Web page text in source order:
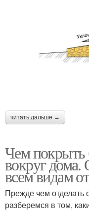
читать дальше →
Чем покрыть
вокруг дома.
всем видам
Прежде чем отделать
разберемся в том,